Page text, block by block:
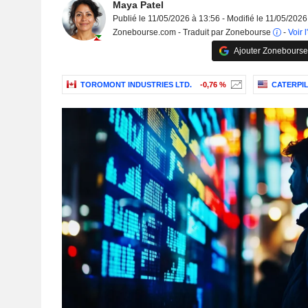
Maya Patel
Publié le 11/05/2026 à 13:56 - Modifié le 11/05/
Zonebourse.com - Traduit par Zonebourse
- Voir
Ajouter
TOROMONT INDUSTRIES LTD. -0,76 %